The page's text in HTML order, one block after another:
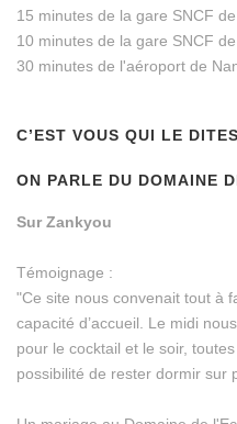
15 minutes de la gare SNCF
10 minutes de la gare SNCF
30 minutes de l'aéroport de
C’EST VOUS QUI LE
ON PARLE DU DOMAINE
Sur Zankyou
Témoignage :
"Ce site nous convenait tout à
capacité d’accueil. Le midi
pour le cocktail et le soir,
possibilité de rester dormir sur